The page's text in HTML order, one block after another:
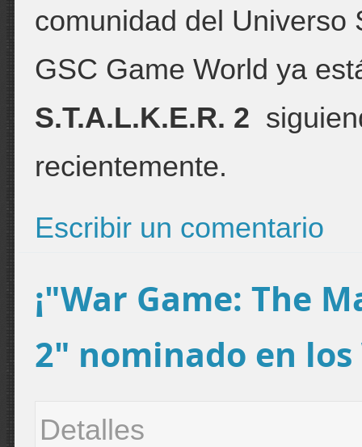
comunidad del Universo
GSC Game World ya
S.T.A.L.K.E.R. 2
recientemente.
Escribir un comentario
¡"War Game: The
2" nominado en
Detalles